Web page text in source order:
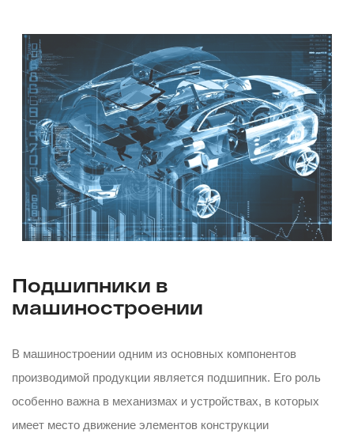
Подшипники в
машиностроении
В машиностроении одним из основных компонентов
производимой продукции является подшипник. Его роль
особенно важна в механизмах и устройствах, в которых
имеет место движение элементов конструкции